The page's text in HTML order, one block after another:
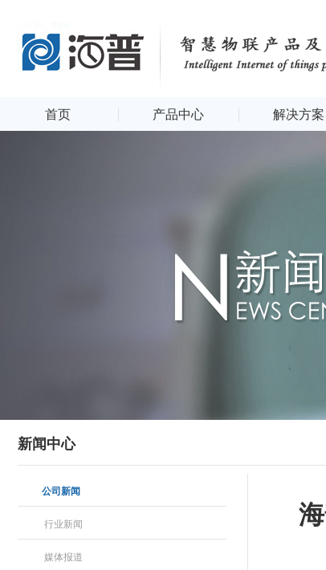
首页 产品中心 解决方案
新闻中心
公司新闻
行业新闻
媒体报道